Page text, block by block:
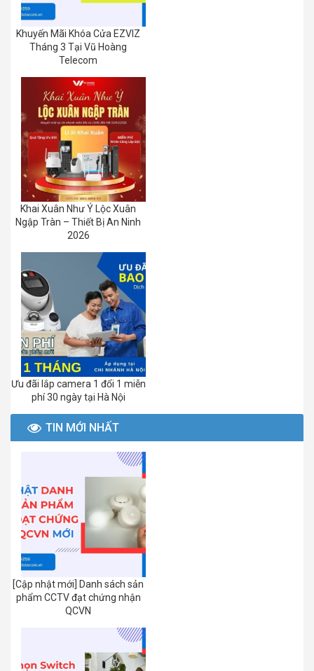
Khuyến Mãi Khóa Cửa EZVIZ
Tháng 3 Tại Vũ Hoàng
Telecom
Khai Xuân Như Ý Lộc Xuân
Ngập Tràn – Thiết Bị An Ninh
2026
Ưu đãi lắp camera 1 đổi 1 miễn
phí 30 ngày tại Hà Nội
TIN MỚI NHẤT
[Cập nhật mới] Danh sách sản
phẩm CCTV đạt chứng nhận
QCVN